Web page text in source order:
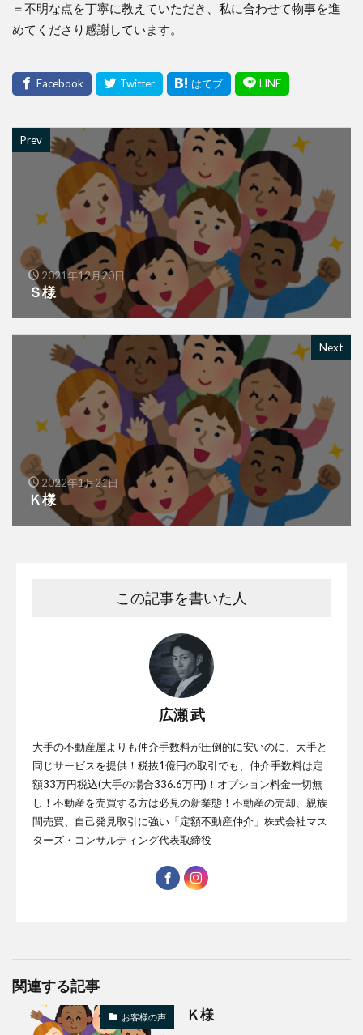
＝不明な点を丁寧に教えていただき、私に合わせて物事を進
めてくださり感謝しています。
Prev
2021年12月20日
Ｓ様
Next
2022年1月21日
Ｋ様
この記事を書いた人
広瀬 武
大手の不動産屋よりも仲介手数料が圧倒的に安いのに、大手と
同じサービスを提供！税抜1億円の取引でも、仲介手数料は定
額33万円税込(大手の場合336.6万円)！オプション料金一切無
し！不動産を売買する方は必見の新業態！不動産の売却、親族
間売買、自己発見取引に強い「定額不動産仲介」株式会社マス
ターズ・コンサルティング代表取締役
関連する記事
お客様の声 Ｋ様